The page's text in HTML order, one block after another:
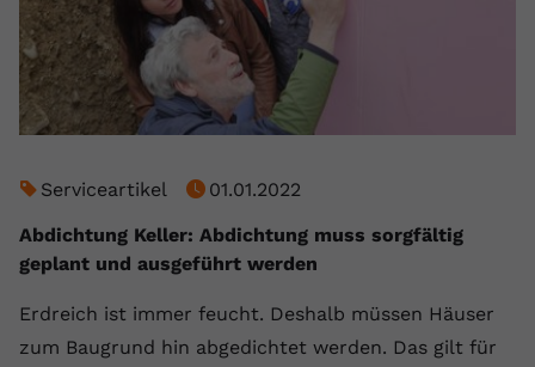
Serviceartikel
01.01.2022
Abdichtung Keller: Abdichtung muss sorgfältig
geplant und ausgeführt werden
Erdreich ist immer feucht. Deshalb müssen Häuser
zum Baugrund hin abgedichtet werden. Das gilt für